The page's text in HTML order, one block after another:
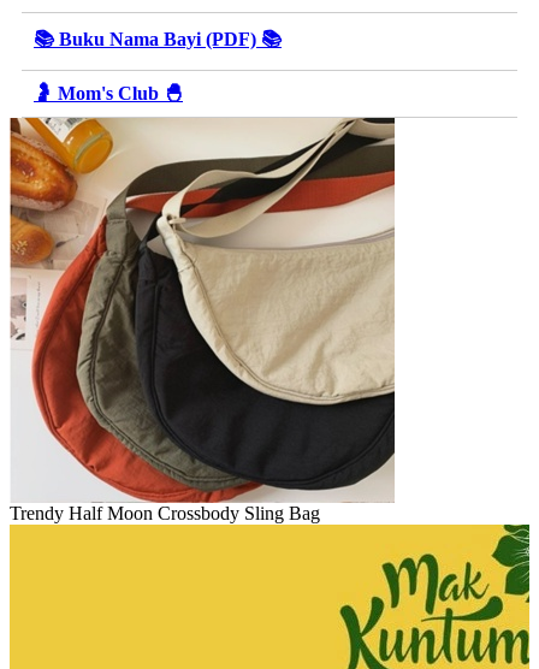
📚 Buku Nama Bayi (PDF) 📚
🤰 Mom's Club 🐣
Trendy Half Moon Crossbody Sling Bag